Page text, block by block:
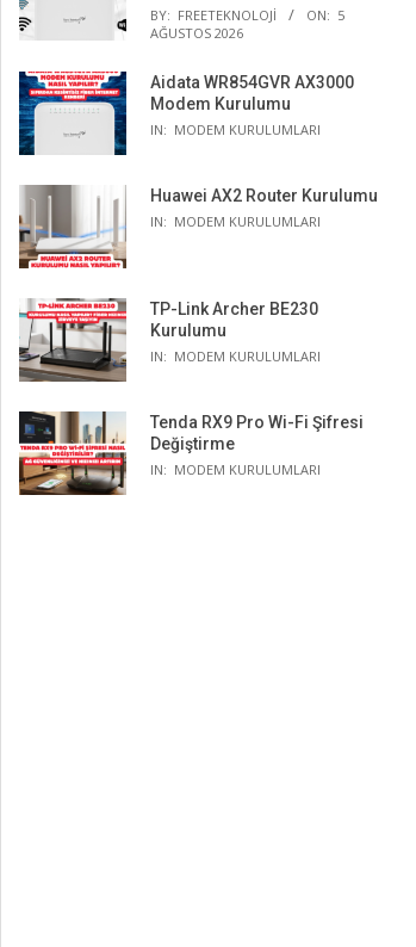
BY: FREETEKNOLOJI ON: 5
AĞUSTOS 2026
Aidata WR854GVR AX3000
Modem Kurulumu
IN: MODEM KURULUMLARI
Huawei AX2 Router Kurulumu
IN: MODEM KURULUMLARI
TP-Link Archer BE230
Kurulumu
IN: MODEM KURULUMLARI
Tenda RX9 Pro Wi-Fi Şifresi
Değiştirme
IN: MODEM KURULUMLARI